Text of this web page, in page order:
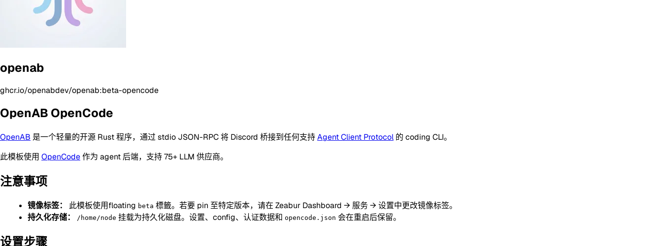
openab
ghcr.io/openabdev/openab:beta-opencode
OpenAB OpenCode
OpenAB 是一个轻量的开源 Rust 程序，通过 stdio JSON-RPC 将 Discord 桥接到任何支持Agent Client Protocol 的 coding CLI。
此模板使用 OpenCode作为 agent 后端，支持 75+ LLM 供应商。
注意事项
镜像标签： 此模板使用floating beta 標籤。若要 pin 至特定版本，请在 Zeabur Dashboard → 服务 → 设置中更改镜像标签。
持久化存储：
/home/node 挂载为持久化磁盘。设置、config、认证数据和 opencode.json 会在重启后保留。
设置步骤